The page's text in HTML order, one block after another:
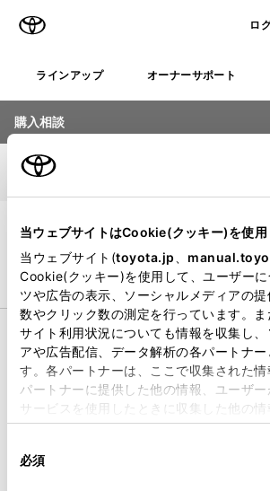
当ウェブサイトはCookie(クッキー)を使用
当ウェブサイト(toyota.jp
Cookie(クッキー)を使用して、ユーザー
ツや広告の表示、ソーシャルメディアの
数やクリック数の測定を行っています。
サイト利用状況についても情報を収集し、
アや広告配信、データ解析の各パートナー
す。各パートナーは、ここで収集された
パートナーに提供した他の情報、ユーザ
サービスを使用したときに収集した他の情
使用することがあります。当ウェブサイ
必須
ロ
ラインアップ オーナーサポート
購入相談
1/5
お知らせを見る
乗用車 ビジネスカー
コンパクト